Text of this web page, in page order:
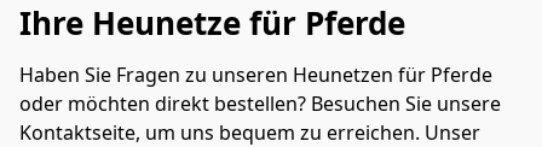
Ihre Heunetze für Pferde
Haben Sie Fragen zu unseren Heunetzen für Pferde
oder möchten direkt bestellen? Besuchen Sie unsere